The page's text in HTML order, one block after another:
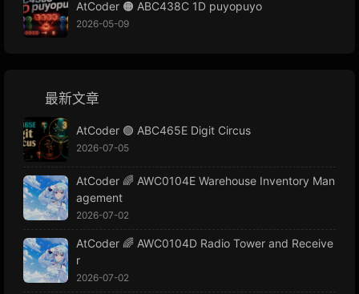
AtCoder 🟠 ABC438C 1D puyopuyo
2026-05-09
最新文章
AtCoder 🟢 ABC465E Digit Circus
2026-07-05
AtCoder 🌈 AWC0104E Warehouse Inventory Man
agement
2026-07-02
AtCoder 🌈 AWC0104D Radio Tower and Receive
r
2026-07-02